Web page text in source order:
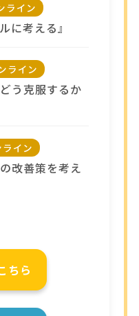
ライン
に考える』
ライン
う克服するか
イン
改善策を考え
ちら